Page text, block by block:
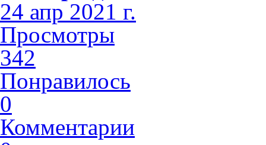
24 апр 2021 г.
Просмотры
342
Понравилось
0
Комментарии